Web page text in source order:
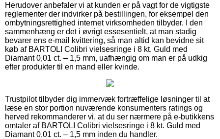
Herudover anbefaler vi at kunden er på vagt for de vigtigste
reglementer der indvirker på bestillingen, for eksempel den
ombytningsrettighed internet virksomheden tilbyder. I den
sammenhæng er det i øvrigt essesentielt, at man stadig
bevarer ens e-mail kvittering, så man altid kan bevidne sit
køb af BARTOLI Colibri vielsesringe i 8 kt. Guld med
Diamant 0,01 ct. – 1,5 mm, uafhængig om man er på udkig
efter produkter til en mand eller kvinde.
Trustpilot tilbyder dig immervæk fortræffelige løsninger til at
læse en stor portion nuværende konsumenters ratings og
herved rekommanderer vi, at du ser nærmere på e-butikkens
omtaler af BARTOLI Colibri vielsesringe i 8 kt. Guld med
Diamant 0,01 ct. – 1,5 mm inden du handler.